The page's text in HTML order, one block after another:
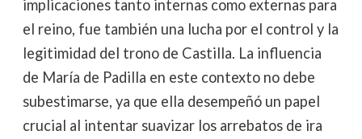
implicaciones tanto internas como externas para
el reino, fue también una lucha por el control y la
legitimidad del trono de Castilla. La influencia
de María de Padilla en este contexto no debe
subestimarse, ya que ella desempeñó un papel
crucial al intentar suavizar los arrebatos de ira